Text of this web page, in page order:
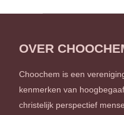
OVER
Choochem is een
kenmerken van
christelijk perspectief